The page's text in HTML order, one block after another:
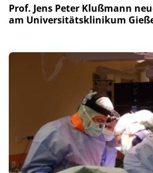
Prof. Jens Peter Klußmann
am Universitätsklinikum